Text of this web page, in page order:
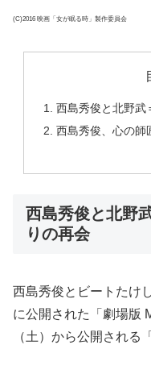
(C)2016 映画「女が眠る時」製作委員会
西島秀俊と北野武
西島秀俊、心の師
西島秀俊と北野
りの再会
西島秀俊とビートたけ
に公開された「劇場版
（土）から公開される